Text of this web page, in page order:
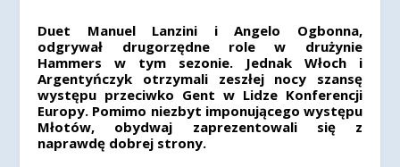
Duet Manuel Lanzini i Angelo Ogbonna,
odgrywał drugorzędne role w drużynie
Hammers w tym sezonie. Jednak Włoch i
Argentyńczyk otrzymali zeszłej nocy szansę
występu przeciwko Gent w Lidze Konferencji
Europy. Pomimo niezbyt imponującego występu
Młotów, obydwaj zaprezentowali się z
naprawdę dobrej strony.